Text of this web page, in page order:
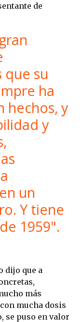
de
que su
ha
hechos, y
y
un
Y tiene
1959".
dijo que a
más
mucha dosis
se puso en valor